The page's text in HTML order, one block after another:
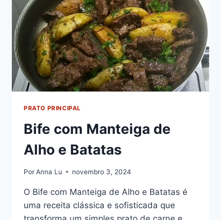
PRATO PRINCIPAL
Bife com Manteiga de
Alho e Batatas
PorAnna Lu novembro 3, 2024
O Bife com Manteiga de Alho e Batatas é
uma receita clássica e sofisticada que